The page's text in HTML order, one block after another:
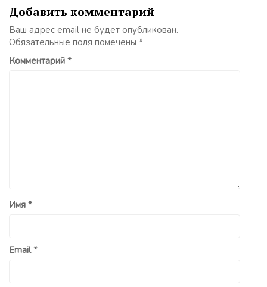
Добавить комментарий
Ваш адрес email не будет опубликован.
Обязательные поля помечены *
Комментарий *
Имя *
Email*